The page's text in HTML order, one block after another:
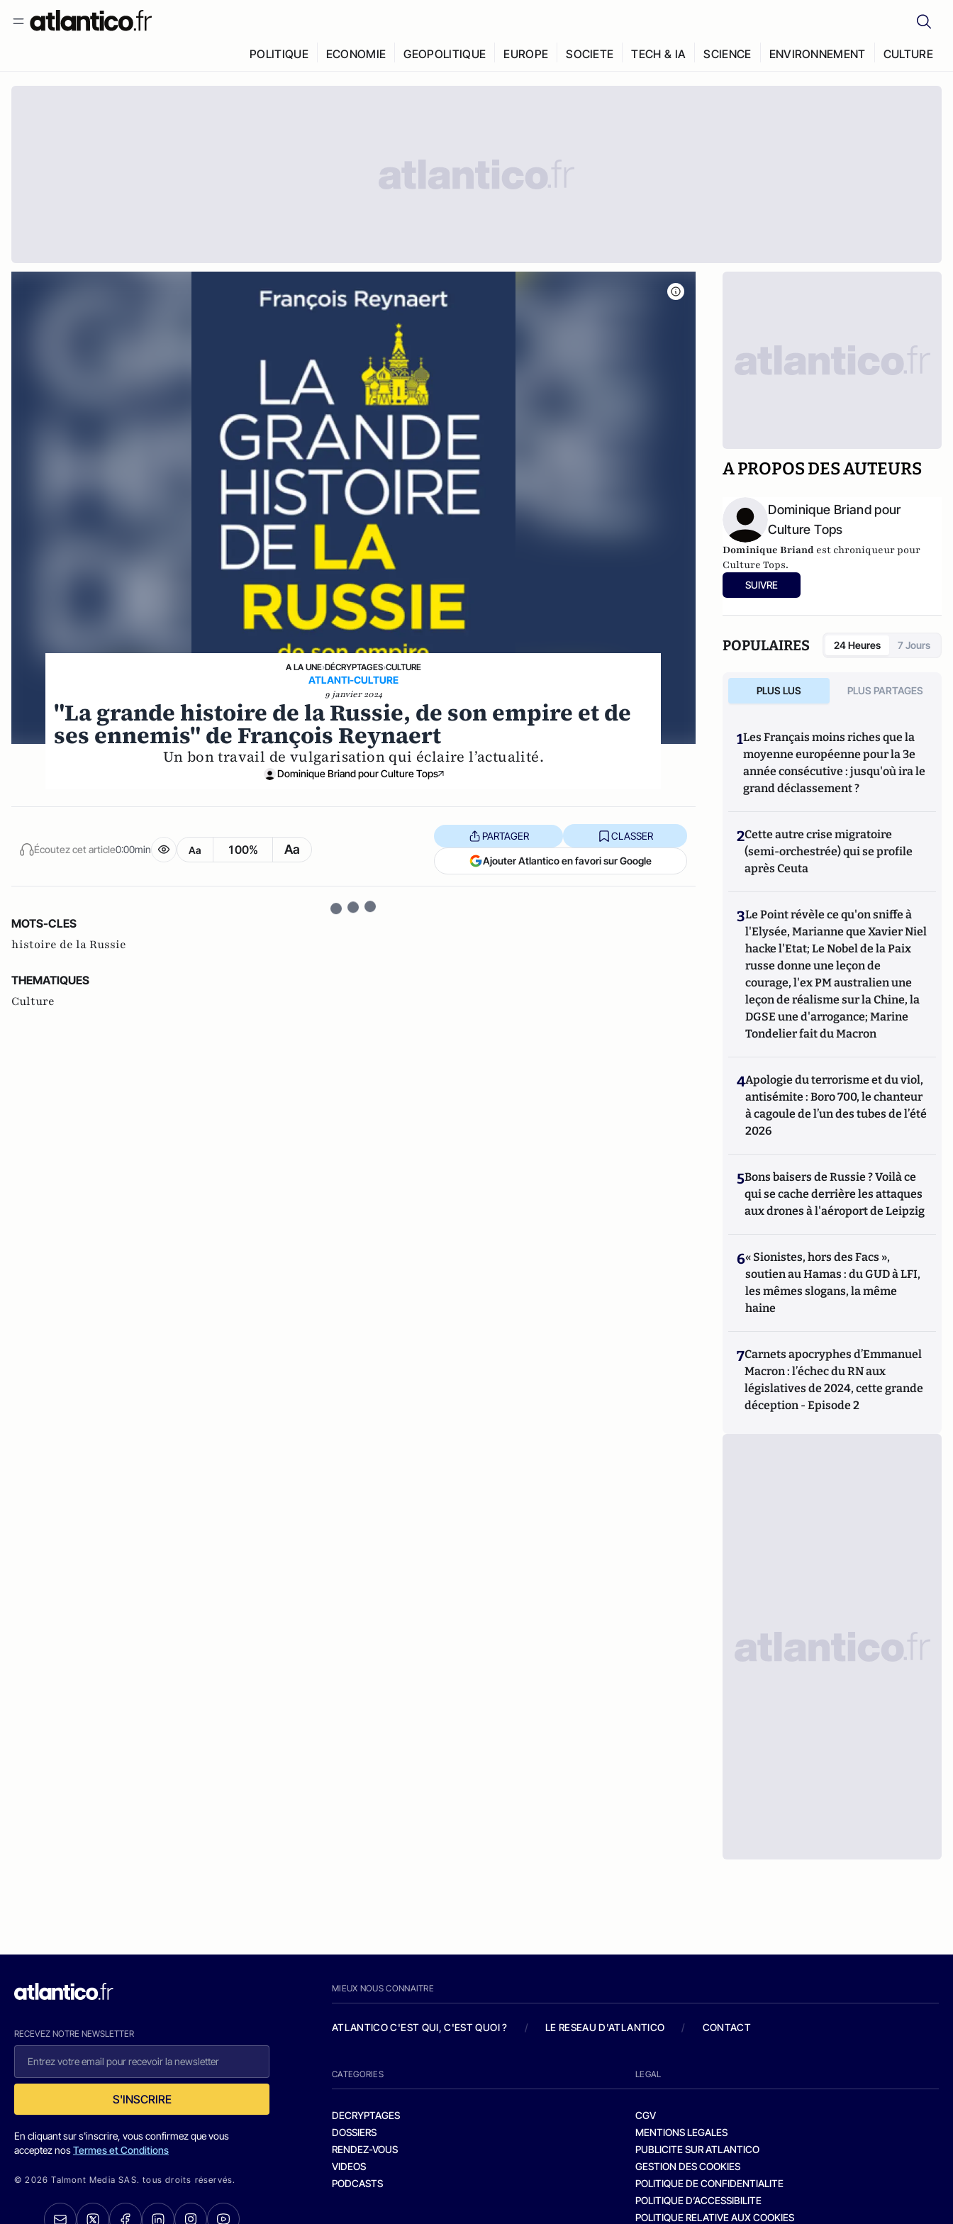
POLITIQUE ECONOMIE GEOPOLITIQUE EUROPE SOCIETE TECH & IA SCIENCE ENVIRONNEMENT CULTURE
A LA UNE›DÉCRYPTAGES›CULTURE
ATLANTI-CULTURE
9 janvier 2024
"La grande histoire de la Russie, de son empire et de
ses ennemis" de François Reynaert
Un bon travail de vulgarisation qui éclaire l’actualité.
Dominique Briand pour Culture Tops
Écoutez cet article0:00min Aa 100% Aa
PARTAGER CLASSER
Ajouter Atlantico en favori sur Google
MOTS-CLES
histoire de la Russie
THEMATIQUES
Culture
A PROPOS DES AUTEURS
Dominique Briand pour
Culture Tops
Dominique Briand est chroniqueur pour
Culture Tops.
SUIVRE
POPULAIRES 24 Heures 7 Jours
PLUS LUS PLUS PARTAGES
1Les Français moins riches que la
moyenne européenne pour la 3e
année consécutive : jusqu'où ira le
grand déclassement ?
2Cette autre crise migratoire
(semi-orchestrée) qui se profile
après Ceuta
3Le Point révèle ce qu'on sniffe à
l'Elysée, Marianne que Xavier Niel
hacke l'Etat; Le Nobel de la Paix
russe donne une leçon de
courage, l'ex PM australien une
leçon de réalisme sur la Chine, la
DGSE une d'arrogance; Marine
Tondelier fait du Macron
4Apologie du terrorisme et du viol,
antisémite : Boro 700, le chanteur
à cagoule de l’un des tubes de l’été
2026
5Bons baisers de Russie ? Voilà ce
qui se cache derrière les attaques
aux drones à l'aéroport de Leipzig
6« Sionistes, hors des Facs »,
soutien au Hamas : du GUD à LFI,
les mêmes slogans, la même
haine
7Carnets apocryphes d’Emmanuel
Macron : l’échec du RN aux
législatives de 2024, cette grande
déception - Episode 2
RECEVEZ NOTRE NEWSLETTER
S'INSCRIRE
En cliquant sur s'inscrire, vous confirmez que vous
acceptez nosTermes et Conditions
© 2026 Talmont Media SAS. tous droits réservés.
MIEUX NOUS CONNAITRE
ATLANTICO C'EST QUI, C'EST QUOI ? / LE RESEAU D'ATLANTICO / CONTACT
CATEGORIES
DECRYPTAGES
DOSSIERS
RENDEZ-VOUS
VIDEOS
PODCASTS
LEGAL
CGV
MENTIONS LEGALES
PUBLICITE SUR ATLANTICO
GESTION DES COOKIES
POLITIQUE DE CONFIDENTIALITE
POLITIQUE D’ACCESSIBILITE
POLITIQUE RELATIVE AUX COOKIES